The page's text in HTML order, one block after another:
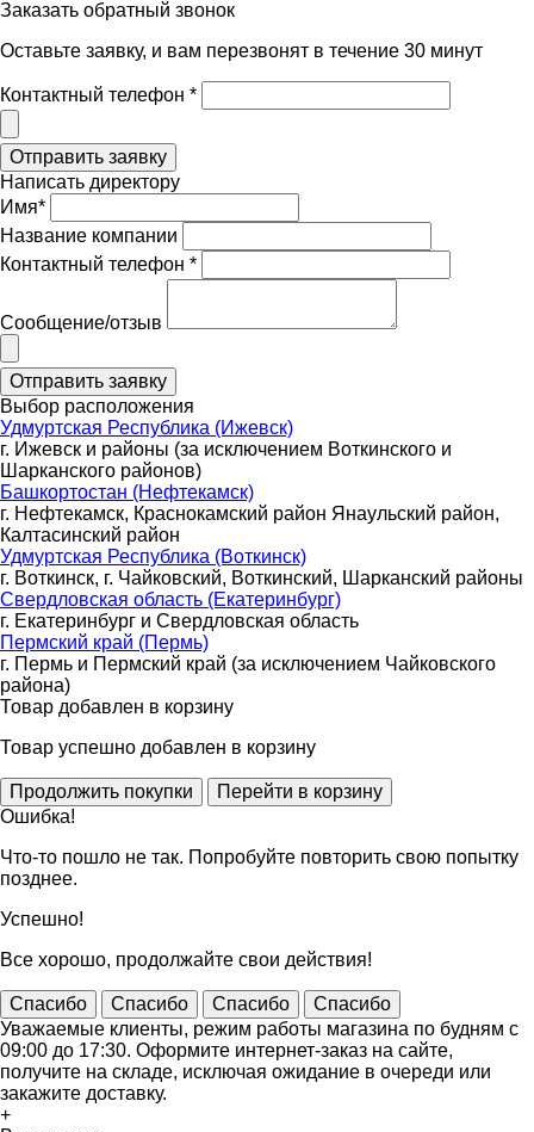
Заказать обратный звонок
Оставьте заявку, и вам перезвонят в течение 30 минут
Контактный телефон *
Написать директору
Имя*
Название компании
Контактный телефон *
Сообщение/отзыв
Выбор расположения
Удмуртская Республика (Ижевск)
г. Ижевск и районы (за исключением Воткинского и
Шарканского районов)
Башкортостан (Нефтекамск)
г. Нефтекамск, Краснокамский район Янаульский район,
Калтасинский район
Удмуртская Республика (Воткинск)
г. Воткинск, г. Чайковский, Воткинский, Шарканский районы
Свердловская область (Екатеринбург)
г. Екатеринбург и Свердловская область
Пермский край (Пермь)
г. Пермь и Пермский край (за исключением Чайковского
района)
Товар добавлен в корзину
Товар успешно добавлен в корзину
Ошибка!
Что-то пошло не так. Попробуйте повторить свою попытку
позднее.
Успешно!
Все хорошо, продолжайте свои действия!
Спасибо Спасибо Спасибо
Спасибо
Уважаемые клиенты, режим работы магазина по будням с
09:00 до 17:30. Оформите интернет-заказ на сайте,
получите на складе, исключая ожидание в очереди или
закажите доставку.
+